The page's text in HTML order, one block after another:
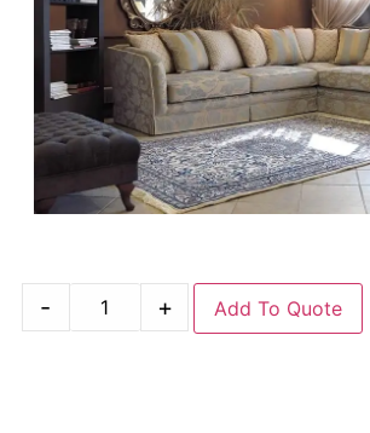
- + Add To Quote